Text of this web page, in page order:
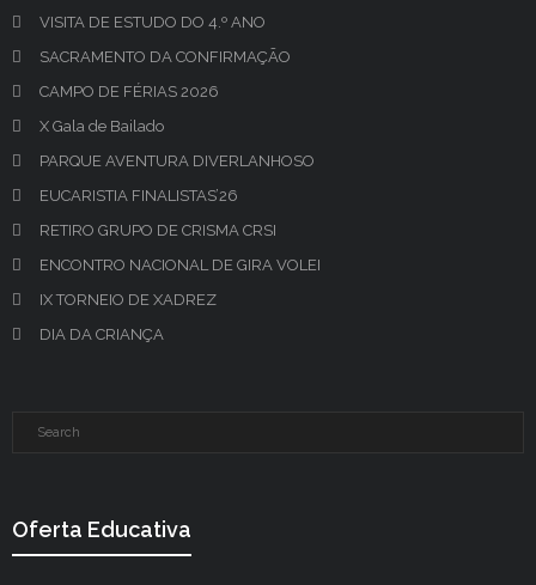
VISITA DE ESTUDO DO 4.º ANO
SACRAMENTO DA CONFIRMAÇÃO
CAMPO DE FÉRIAS 2026
X Gala de Bailado
PARQUE AVENTURA DIVERLANHOSO
EUCARISTIA FINALISTAS’26
RETIRO GRUPO DE CRISMA CRSI
ENCONTRO NACIONAL DE GIRA VOLEI
IX TORNEIO DE XADREZ
DIA DA CRIANÇA
Oferta Educativa